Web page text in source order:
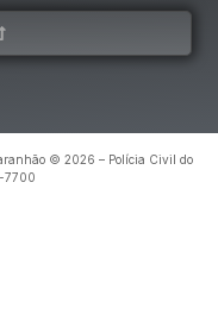
© 2026 – Polícia Civil do
7700